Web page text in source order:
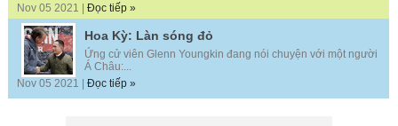
Nov 05 2021 | Đọc tiếp »
Hoa Kỳ: Làn sóng đỏ
Ứng cử viên Glenn Youngkin đang nói chuyện với một người
Á Châu:...
Nov 05 2021 | Đọc tiếp »